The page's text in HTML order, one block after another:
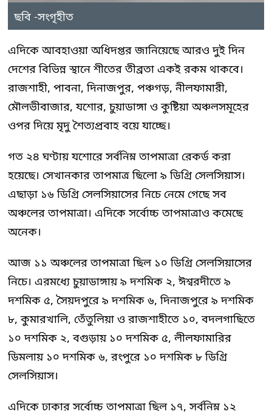
ছবি -সংগৃহীত
এদিকে আবহাওয়া অধিদপ্তর জানিয়েছে আরও দুই দিন
দেশের বিভিন্ন স্থানে শীতের তীব্রতা একই রকম থাকবে।
রাজশাহী, পাবনা, দিনাজপুর, পঞ্চগড়, নীলফামারী,
মৌলভীবাজার, যশোর, চুয়াডাঙ্গা ও কুষ্টিয়া অঞ্চলসমূহের
ওপর দিয়ে মৃদু শৈত্যপ্রবাহ বয়ে যাচ্ছে।
গত ২৪ ঘণ্টায় যশোরে সর্বনিম্ন তাপমাত্রা রেকর্ড করা
হয়েছে। সেখানকার তাপমাত্র ছিলো ৯ ডিগ্রি সেলসিয়াস।
এছাড়া ১৬ ডিগ্রি সেলসিয়াসের নিচে নেমে গেছে সব
অঞ্চলের তাপমাত্রা। এদিকে সর্বোচ্চ তাপমাত্রাও কমেছে
অনেক।
আজ ১১ অঞ্চলের তাপমাত্রা ছিল ১০ ডিগ্রি সেলসিয়াসের
নিচে। এরমধ্যে চুয়াডাঙ্গায় ৯ দশমিক ২, ঈশ্বরদীতে ৯
দশমিক ৫, সৈয়দপুরে ৯ দশমিক ৬, দিনাজপুরে ৯ দশমিক
৮, কুমারখালি, তেঁতুলিয়া ও রাজশাহীতে ১০, বদলগাছিতে
১০ দশমিক ২, বগুড়ায় ১০ দশমিক ৫, লীলফামারির
ডিমলায় ১০ দশমিক ৬, রংপুরে ১০ দশমিক ৮ ডিগ্রি
সেলসিয়াস।
এদিকে ঢাকার সর্বোচ্চ তাপমাত্রা ছিল ১৭, সর্বনিম্ন ১২